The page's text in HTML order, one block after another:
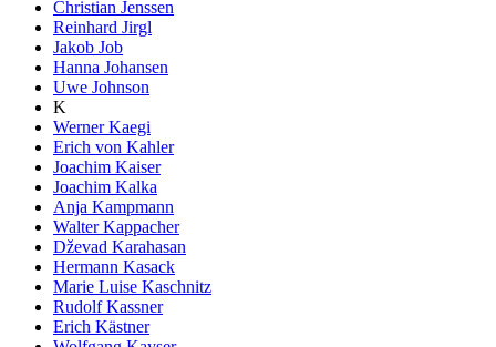
Christian Jenssen
Reinhard Jirgl
Jakob Job
Hanna Johansen
Uwe Johnson
K
Werner Kaegi
Erich von Kahler
Joachim Kaiser
Joachim Kalka
Anja Kampmann
Walter Kappacher
Dževad Karahasan
Hermann Kasack
Marie Luise Kaschnitz
Rudolf Kassner
Erich Kästner